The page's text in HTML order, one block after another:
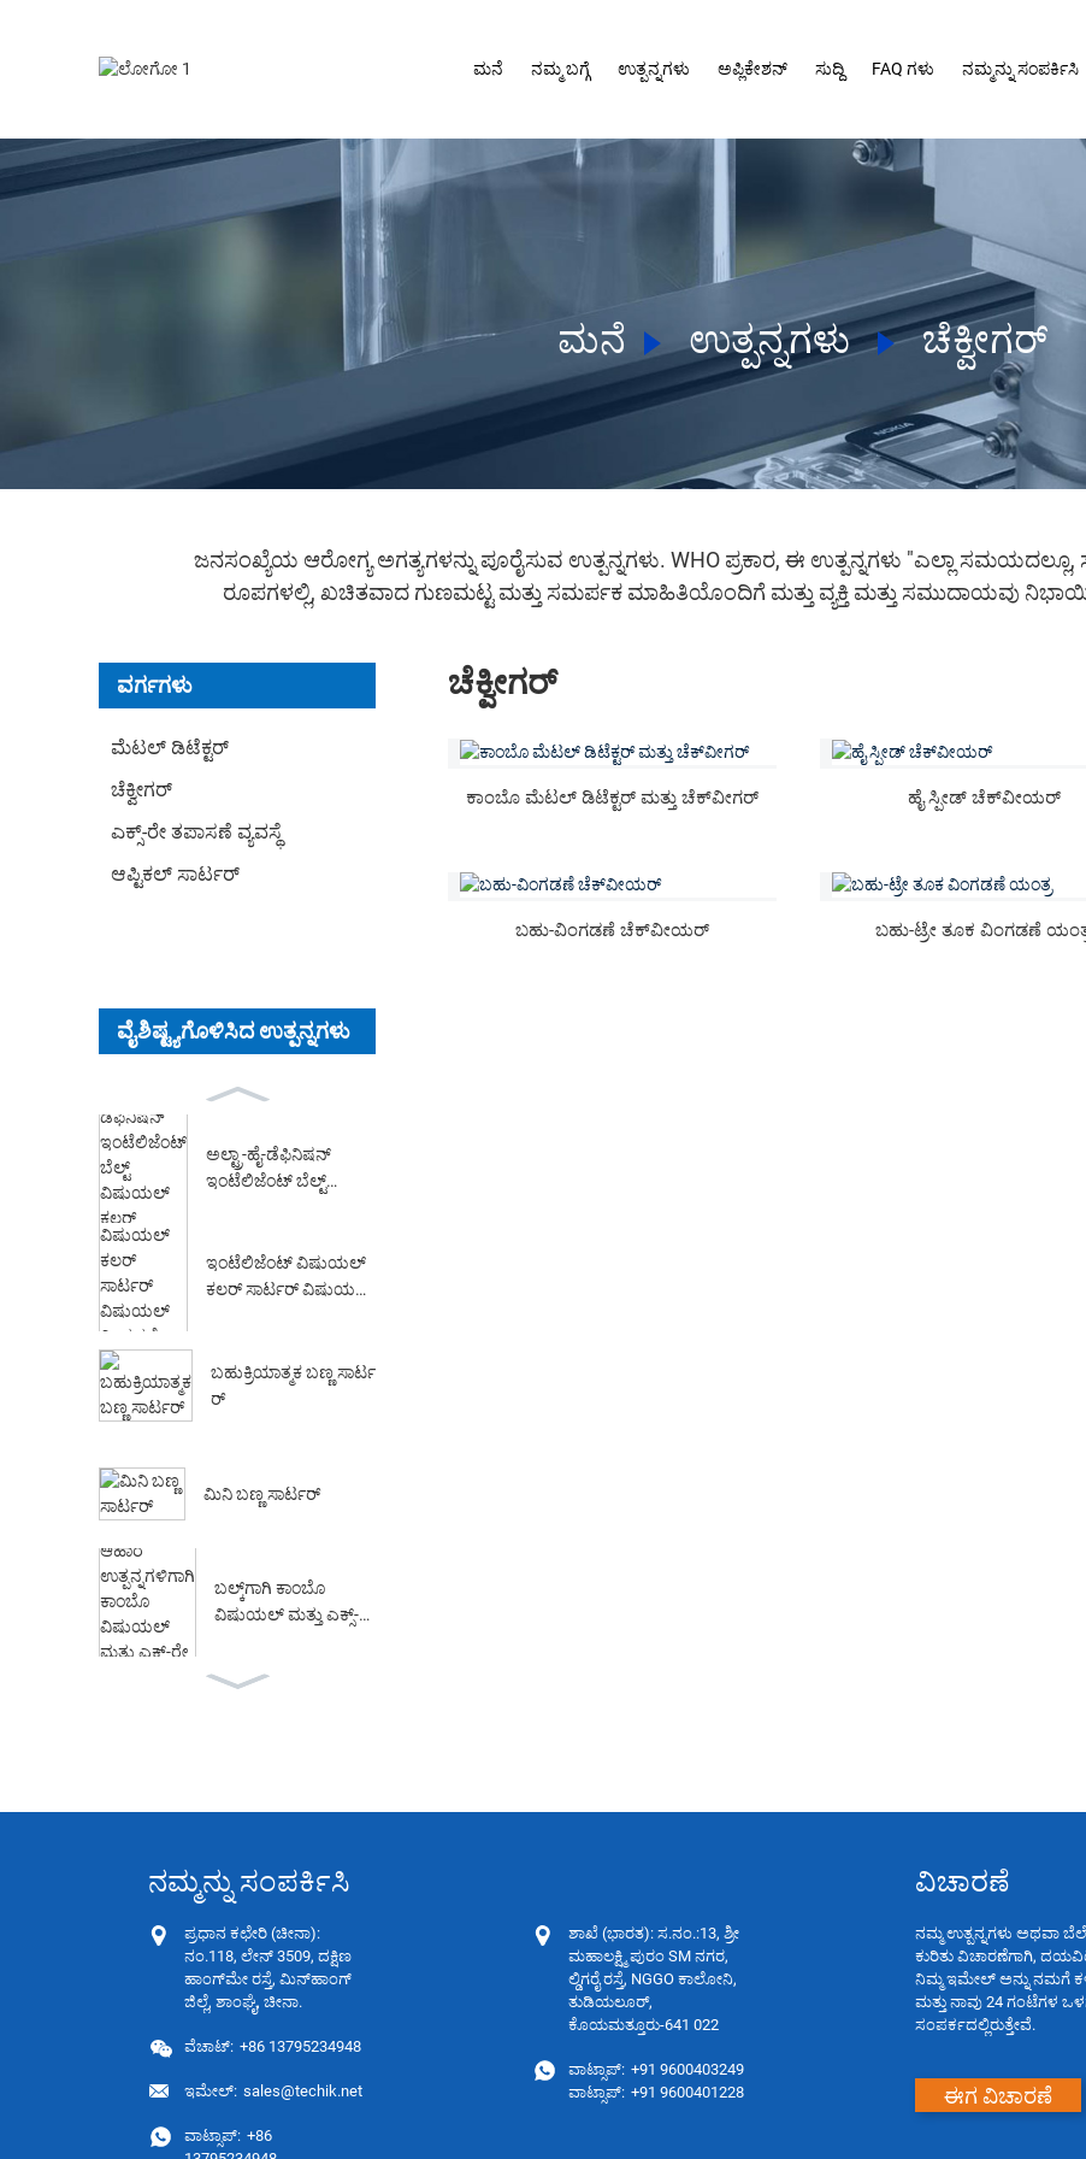
ಮನೆ ನಮ್ಮ ಬಗ್ಗೆ ಉತ್ಪನ್ನಗಳು ಅಪ್ಲಿಕೇಶನ್ ಸುದ್ದಿ FAQ ಗಳು ನಮ್ಮನ್ನು ಸಂಪರ್ಕಿಸಿ
ಮನೆ ಉತ್ಪನ್ನಗಳು ಚೆಕ್ವೀಗರ್
ಜನಸಂಖ್ಯೆಯ ಆರೋಗ್ಯ ಅಗತ್ಯಗಳನ್ನು ಪೂರೈಸುವ ಉತ್ಪನ್ನಗಳು. WHO ಪ್ರಕಾರ, ಈ ಉತ್ಪನ್ನಗಳು "ಎಲ್ಲಾ
ರೂಪಗಳಲ್ಲಿ, ಖಚಿತವಾದ ಗುಣಮಟ್ಟ ಮತ್ತು ಸಮರ್ಪಕ ಮಾಹಿತಿಯೊಂದಿಗೆ ಮತ್ತು ವ್ಯಕ್ತಿ ಮತ್ತು ಸಮುದಾಯವು
ವರ್ಗಗಳು
ಮೆಟಲ್ ಡಿಟೆಕ್ಟರ್
ಚೆಕ್ವೀಗರ್
ಎಕ್ಸ್-ರೇ ತಪಾಸಣೆ ವ್ಯವಸ್ಥೆ
ಆಪ್ಟಿಕಲ್ ಸಾರ್ಟರ್
ವೈಶಿಷ್ಟ್ಯಗೊಳಿಸಿದ ಉತ್ಪನ್ನಗಳು
ಅಲ್ಟ್ರಾ-ಹೈ-ಡೆಫಿನಿಷನ್
ಇಂಟೆಲಿಜೆಂಟ್ ಬೆಲ್ಟ್
ಇಂಟೆಲಿಜೆಂಟ್ ವಿಷುಯಲ್
ಕಲರ್ ಸಾರ್ಟರ್ ವಿಷುಯಲ್
ಬಹುಕ್ರಿಯಾತ್ಮಕ ಬಣ್ಣ ಸಾರ್ಟ
ರ್
ಮಿನಿ ಬಣ್ಣ ಸಾರ್ಟರ್
ಬಲ್ಕ್‌ಗಾಗಿ ಕಾಂಬೊ
ವಿಷುಯಲ್ ಮತ್ತು ಎಕ್ಸ್-
ಎಕ್ಸ್-ರೇ ತಪಾಸಣೆ ವ್ಯವಸ್ಥೆ
ಕನ್ವೇಯರ್ ಬೆಲ್ಟ್ ಮೆಟಲ್
ಡಿಟೆಕ್ಟರ್
ಬಿಸ್ಕತ್ತುಗಳಿಗೆ ಮೆಟಲ್ ಡಿಟೆಕ್ಟ
ಚೆಕ್ವೀಗರ್
ಕಾಂಬೊ ಮೆಟಲ್ ಡಿಟೆಕ್ಟರ್ ಮತ್ತು ಚೆಕ್‌ವೀಗರ್ ಹೈ ಸ್ಪೀಡ್ ಚೆಕ್‌ವೀಯರ್
ಬಹು-ವಿಂಗಡಣೆ ಚೆಕ್‌ವೀಯರ್ ಬಹು-ಟ್ರೇ ತೂಕ ವಿಂಗಡಣೆ
ನಮ್ಮನ್ನು ಸಂಪರ್ಕಿಸಿ
ಪ್ರಧಾನ ಕಛೇರಿ (ಚೀನಾ):
ನಂ.118, ಲೇನ್ 3509, ದಕ್ಷಿಣ
ಹಾಂಗ್‌ಮೇ ರಸ್ತೆ, ಮಿನ್‌ಹಾಂಗ್
ಜಿಲ್ಲೆ, ಶಾಂಘೈ, ಚೀನಾ.
ವೆಚಾಟ್: +86 13795234948
ಇಮೇಲ್: sales@techik.net
ವಾಟ್ಸಾಪ್: +86
ಶಾಖೆ (ಭಾರತ): ಸ.ನಂ.:13, ಶ್ರೀ
ಮಹಾಲಕ್ಷ್ಮಿ ಪುರಂ SM ನಗರ,
ಲ್ಡಿಗರೈ ರಸ್ತೆ, NGGO ಕಾಲೋನಿ,
ತುಡಿಯಲೂರ್,
ಕೊಯಮತ್ತೂರು-641 022
ವಾಟ್ಸಾಪ್: +91 9600403249
ವಾಟ್ಸಾಪ್: +91 9600401228
ವಿಚಾರಣೆ
ನಮ್ಮ ಉತ್ಪನ್ನಗಳು ಅಥವಾ
ಕುರಿತು ವಿಚಾರಣೆಗಾಗಿ,
ನಿಮ್ಮ ಇಮೇಲ್ ಅನ್ನು ನಮಗೆ
ಮತ್ತು ನಾವು 24 ಗಂಟೆಗಳ
ಸಂಪರ್ಕದಲ್ಲಿರುತ್ತೇವೆ.
ಈಗ ವಿಚಾರಣೆ